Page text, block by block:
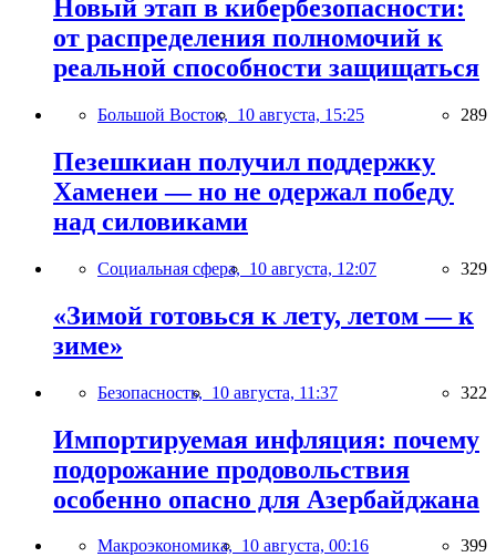
Новый этап в кибербезопасности:
от распределения полномочий к
реальной способности защищаться
Большой Восток, 10 августа, 15:25 289
Пезешкиан получил поддержку
Хаменеи — но не одержал победу
над силовиками
Социальная сфера, 10 августа, 12:07 329
«Зимой готовься к лету, летом — к
зиме»
Безопасность, 10 августа, 11:37 322
Импортируемая инфляция: почему
подорожание продовольствия
особенно опасно для Азербайджана
Макроэкономика, 10 августа, 00:16 399